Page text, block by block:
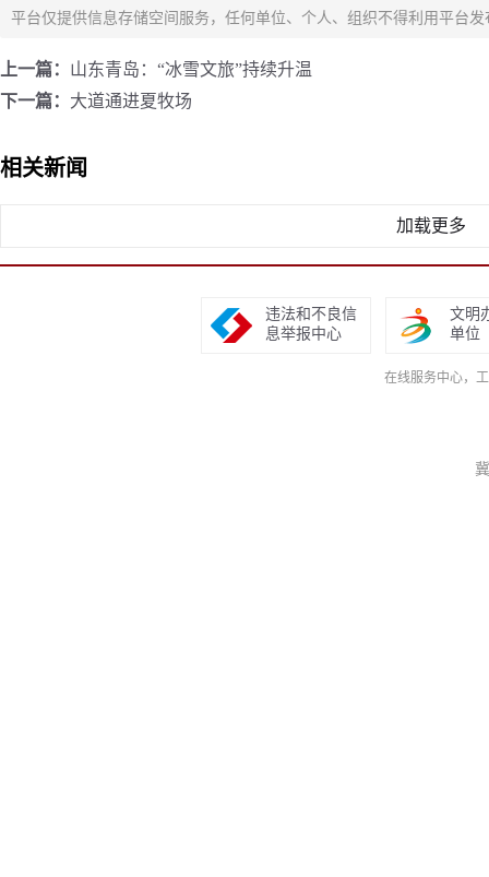
平台仅提供信息存储空间服务，任何单位、个人、组织不得利用平台
上一篇： 山东青岛：“冰雪文旅”持续升温
下一篇： 大道通进夏牧场
相关新闻
加载更多
违法和不良信
息举报中心
文明
单位
在线服务中心，